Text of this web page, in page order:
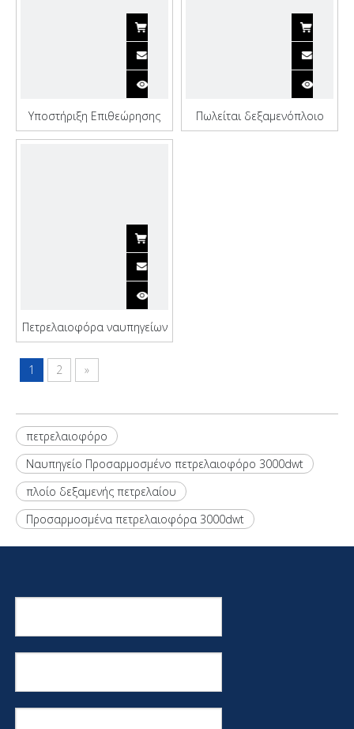
Υποστήριξη Επιθεώρησης
Ναυπηγείου 3000dwt
Πωλείται δεξαμενόπλοιο
πετρελαιοφόρων Qinhai
Πετρελαιοφόρα ναυπηγείων
υψηλής απόδοσης Qinhai
1
2 »
πετρελαιοφόρο
Ναυπηγείο Προσαρμοσμένο πετρελαιοφόρο 3000dwt
πλοίο δεξαμενής πετρελαίου
Προσαρμοσμένα πετρελαιοφόρα 3000dwt
Δεξαμενόπλοιο 5000 τόνων πετρελαίου
Πιστοποιημένο πετρελαιοφόρο CCS
BV CCS Πιστοποιημένο πετρελαιοφόρο